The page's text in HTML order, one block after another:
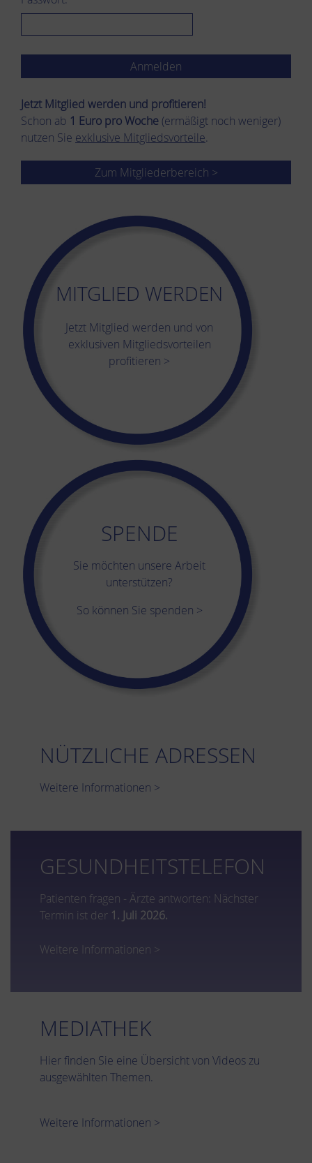
Jetzt Mitglied werden und pro­fi­tie­ren!
Schon ab 1 Euro pro Woche (ermäßigt noch weniger)
nutzen Sie exklusive Mitgliedsvorteile.
Zum Mitgliederbereich >
MITGLIED WERDEN
Jetzt Mitglied werden und von
exklusiven Mitgliedsvorteilen
profitieren >
SPENDE
Sie möchten unsere Arbeit
unterstützen?
So können Sie spenden >
NÜTZLICHE ADRESSEN
Weitere Informationen >
GESUNDHEITSTELEFON
Patienten fragen - Ärzte antworten: Nächster
Termin ist der 1. Juli 2026.
Weitere Informationen >
MEDIATHEK
Hier finden Sie eine Übersicht von Videos zu
ausgewählten Themen.
Weitere Informationen >